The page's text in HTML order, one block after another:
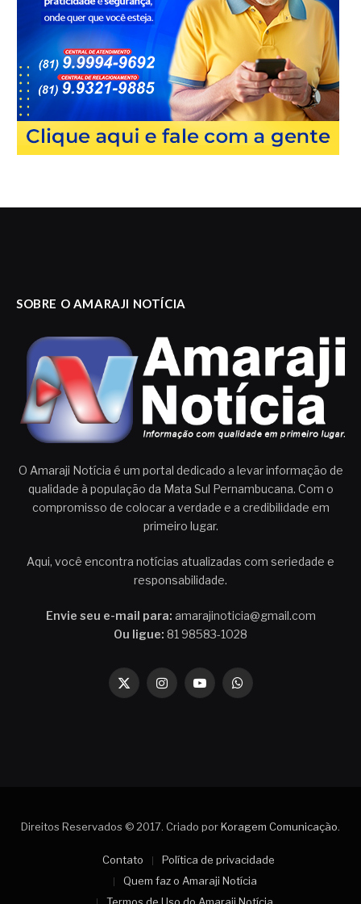
SOBRE O AMARAJI NOTÍCIA
O Amaraji Notícia é um portal dedicado a levar informação de
qualidade à população da Mata Sul Pernambucana. Com o
compromisso de colocar a verdade e a credibilidade em
primeiro lugar.
Aqui, você encontra notícias atualizadas com seriedade e
responsabilidade.
Envie seu e-mail para: amarajinoticia@gmail.com
Ou ligue: 81 98583-1028
X
InstagramYouTubeWhatsApp
Direitos Reservados © 2017. Criado porKoragem Comunicação.
Contato
Política de privacidade
Quem faz o Amaraji Notícia
Termos de Uso do Amaraji Notícia